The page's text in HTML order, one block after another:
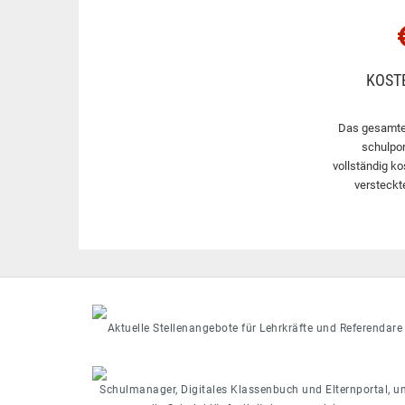
Das
vollständig
Aktuelle Stellenangebote für Lehrkräfte und Referendare
Schulmanager, Digitales Klassenbuch und Elternportal,